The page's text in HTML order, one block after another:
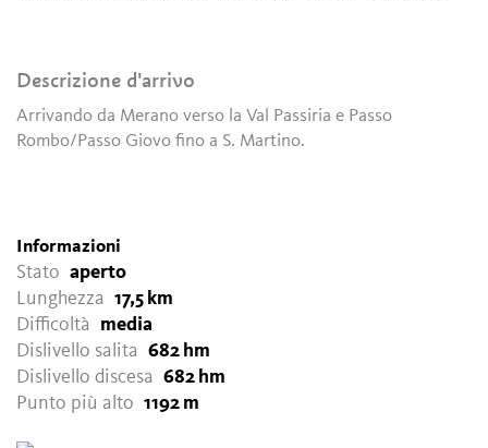
Descrizione d'arrivo
Arrivando da Merano verso la Val Passiria e Passo
Rombo/Passo Giovo fino a S. Martino.
Informazioni
Stato aperto
Lunghezza 17,5 km
Difficoltà
media
Dislivello salita 682 hm
Dislivello discesa 682 hm
Punto più alto 1192 m